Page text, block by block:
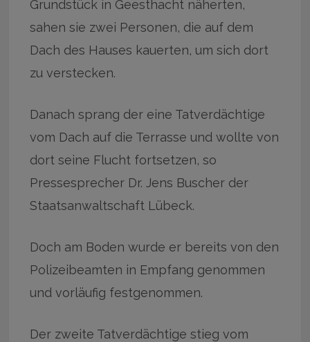
Grundstück in Geesthacht näherten,
sahen sie zwei Personen, die auf dem
Dach des Hauses kauerten, um sich dort
zu verstecken.
Danach sprang der eine Tatverdächtige
vom Dach auf die Terrasse und wollte von
dort seine Flucht fortsetzen, so
Pressesprecher Dr. Jens Buscher der
Staatsanwaltschaft Lübeck.
Doch am Boden wurde er bereits von den
Polizeibeamten in Empfang genommen
und vorläufig festgenommen.
Der zweite Tatverdächtige stieg vom